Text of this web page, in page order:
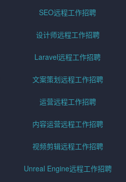
SEO远程工作招聘
设计师远程工作招聘
Laravel远程工作招聘
文案策划远程工作招聘
运营远程工作招聘
内容运营远程工作招聘
视频剪辑远程工作招聘
Unreal Engine远程工作招聘